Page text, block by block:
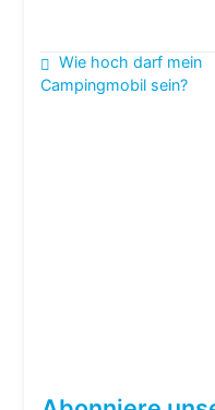
Wie hoch darf mein
Campingmobil sein?